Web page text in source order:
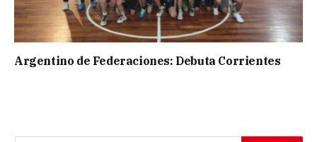
Argentino de Federaciones: Debuta Corrientes